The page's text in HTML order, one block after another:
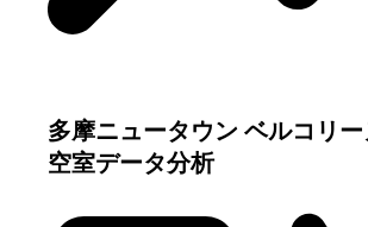
多摩ニュータウン ベルコリ
空室データ分析